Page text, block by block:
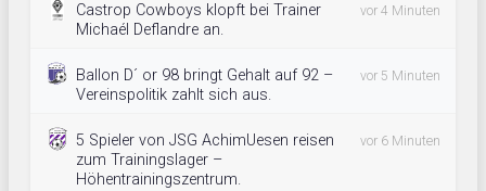
Castrop Cowboys klopft bei Trainer
Michaél Deflandre an.
vor 4 Minuten
Ballon D´ or 98 bringt Gehalt auf 92 –
Vereinspolitik zahlt sich aus.
vor 5 Minuten
5 Spieler von JSG AchimUesen reisen
zum Trainingslager –
Höhentrainingszentrum.
vor 6 Minuten